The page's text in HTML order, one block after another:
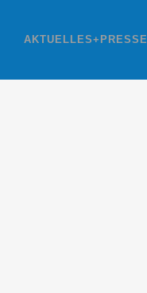
AKTUELLES+PRESSE